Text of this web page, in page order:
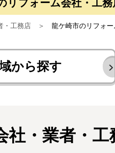
リフォーム会社・工務
・工務店 龍ケ崎市のリフォ
から探す
・業者・ 工